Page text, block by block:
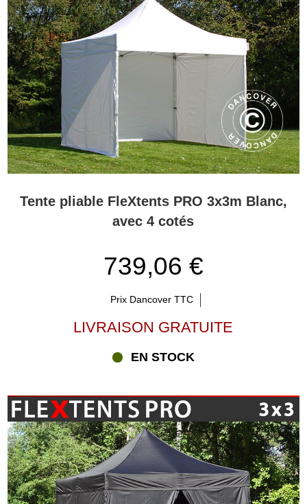
Tente pliable FleXtents PRO 3x3m Blanc,
avec 4 cotés
739,06 €
Prix Dancover TTC
LIVRAISON GRATUITE
EN STOCK